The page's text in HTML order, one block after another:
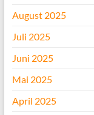
August 2025
Juli 2025
Juni 2025
Mai 2025
April 2025